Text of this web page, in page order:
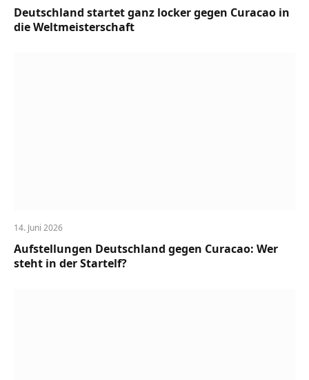
Deutschland startet ganz locker gegen Curacao in
die Weltmeisterschaft
14. Juni 2026
Aufstellungen Deutschland gegen Curacao: Wer
steht in der Startelf?